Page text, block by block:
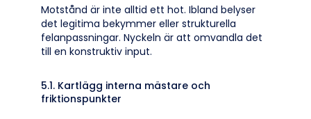
Motstånd är inte alltid ett hot. Ibland belyser
det legitima bekymmer eller strukturella
felanpassningar. Nyckeln är att omvandla det
till en konstruktiv input.
5.1. Kartlägg interna mästare och
friktionspunkter